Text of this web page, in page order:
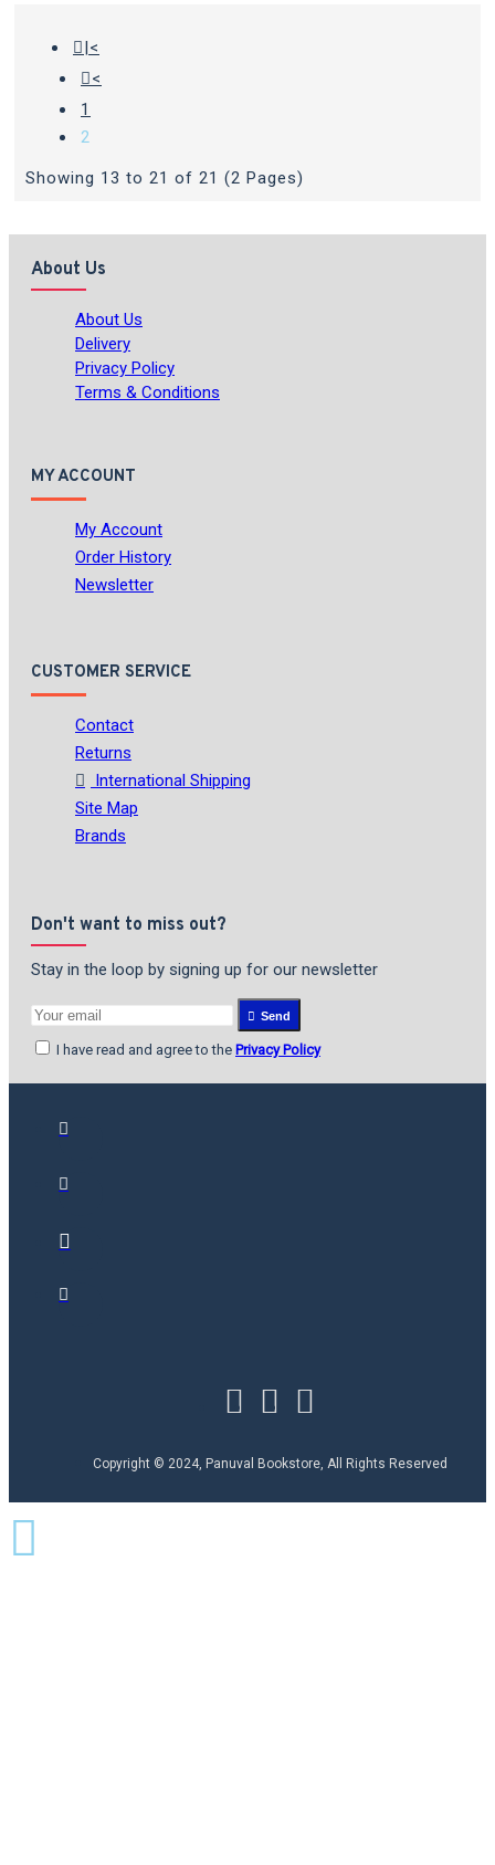
|<
<
1
2
Showing 13 to 21 of 21 (2 Pages)
About Us
About Us
Delivery
Privacy Policy
Terms & Conditions
MY ACCOUNT
My Account
Order History
Newsletter
CUSTOMER SERVICE
Contact
Returns
International Shipping
Site Map
Brands
Don't want to miss out?
Stay in the loop by signing up for our newsletter
Send
I have read and agree to the Privacy Policy
Copyright © 2024, Panuval Bookstore, All Rights Reserved